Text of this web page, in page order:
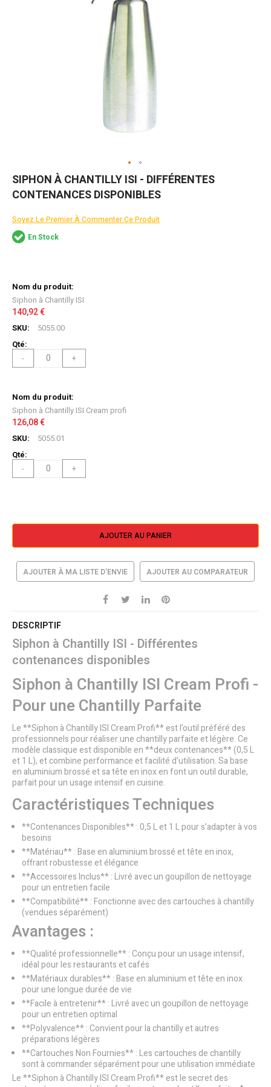
Skip
the
of
the
images
SIPHON À CHANTILLY ISI - DIFFÉRENTES
CONTENANCES DISPONIBLES
Soyez Le Premier À Commenter Ce Produit
En Stock
du
produit
groupé
Siphon à Chantilly ISI
140,92 €
5055.00
- +
Siphon à Chantilly ISI Cream profi
126,08 €
5055.01
- +
AJOUTER AU PANIER
AJOUTER À MA LISTE D’ENVIE AJOUTER AU COMPARATEUR
DESCRIPTIF
Siphon à Chantilly ISI - Différentes
contenances disponibles
Siphon à Chantilly ISI Cream Profi -
Pour une Chantilly Parfaite
Le **Siphon à Chantilly ISI Cream Profi** est l’outil préféré des
professionnels pour réaliser une chantilly parfaite et légère. Ce
modèle classique est disponible en **deux contenances** (0,5 L
et 1 L), et combine performance et facilité d’utilisation. Sa base
en aluminium brossé et sa tête en inox en font un outil durable,
parfait pour un usage intensif en cuisine.
Caractéristiques Techniques
**Contenances Disponibles** : 0,5 L et 1 L pour s’adapter à vos
besoins
**Matériau** : Base en aluminium brossé et tête en inox,
offrant robustesse et élégance
**Accessoires Inclus** : Livré avec un goupillon de nettoyage
pour un entretien facile
**Compatibilité** : Fonctionne avec des cartouches à chantilly
(vendues séparément)
Avantages :
**Qualité professionnelle** : Conçu pour un usage intensif,
idéal pour les restaurants et cafés
**Matériaux durables** : Base en aluminium et tête en inox
pour une longue durée de vie
**Facile à entretenir** : Livré avec un goupillon de nettoyage
pour un entretien optimal
**Polyvalence** : Convient pour la chantilly et autres
préparations légères
**Cartouches Non Fournies** : Les cartouches de chantilly
sont à commander séparément pour une utilisation immédiate
Le **Siphon à Chantilly ISI Cream Profi** est le secret des